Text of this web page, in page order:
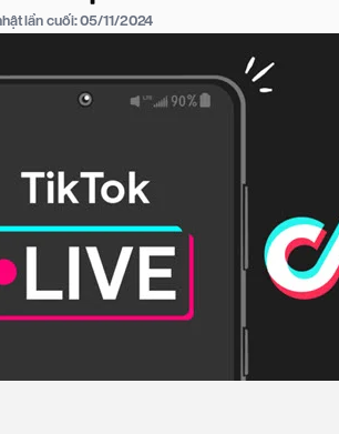
lần cuối:05/11/2024